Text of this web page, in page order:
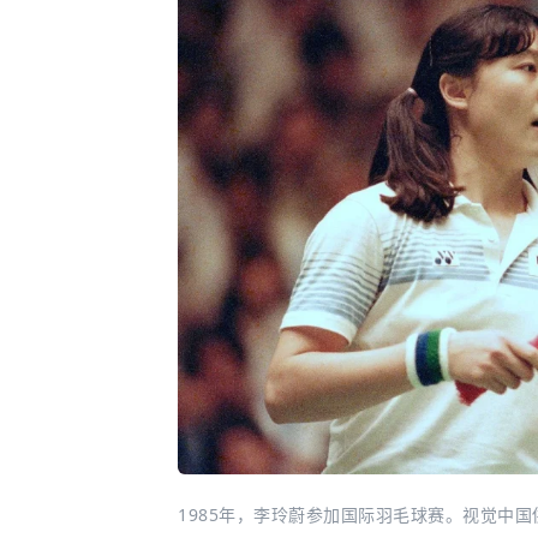
1985年，李玲蔚参加国际羽毛球赛。视觉中国